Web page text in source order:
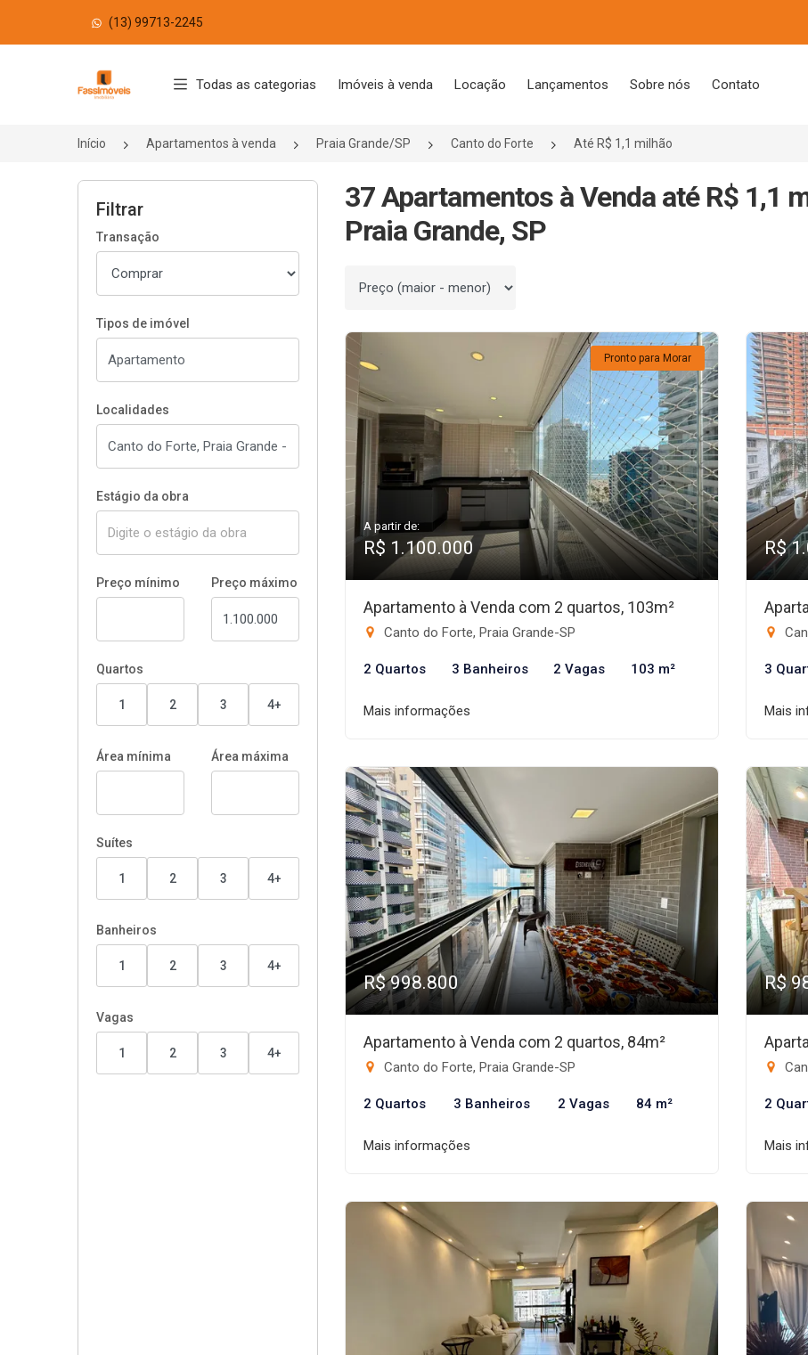
(13) 99713-2245
Página inicial
Todas as categorias Imóveis à venda Locação Lançamentos Sobre nós Contato
Início Apartamentos à venda Praia Grande/SP Canto do Forte Até R$ 1,1 milhão
Filtrar
Transação
Tipos de imóvel
Localidades
Estágio da obra
Preço mínimo Preço máximo
Quartos
1 2 3 4+
Área mínima Área máxima
Suítes
1 2 3 4+
Banheiros
1 2 3 4+
Vagas
1 2 3 4+
37 Apartamentos à Venda até R$ 1,1
Praia Grande, SP
Ordenar por
Pronto para Morar
A partir de:
R$ 1.100.000
Apartamento à Venda com 2 quartos, 103m²
Canto do Forte, Praia Grande-SP
2 Quartos 3 Banheiros 2 Vagas 103 m²
Mais informações
R$
3
Mais
R$ 998.800
Apartamento à Venda com 2 quartos, 84m²
Canto do Forte, Praia Grande-SP
2 Quartos 3 Banheiros 2 Vagas 84 m²
Mais informações
R$
2
Mais